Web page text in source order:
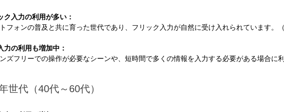
ク入力の利用が多い：
フォンの普及と共に育った世代であり、フリック入力が自然に受け入れられています。
力の利用も増加中：
ズフリーでの操作が必要なシーンや、短時間で多くの情報を入力する必要がある場合に
世代（40代～60代）